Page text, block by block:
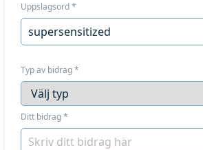
Uppslagsord*
Typ av bidrag*
Ditt bidrag*